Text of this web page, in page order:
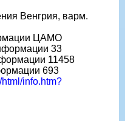
Венгрия, варм.
ЦАМО
33
11458
693
info.htm?